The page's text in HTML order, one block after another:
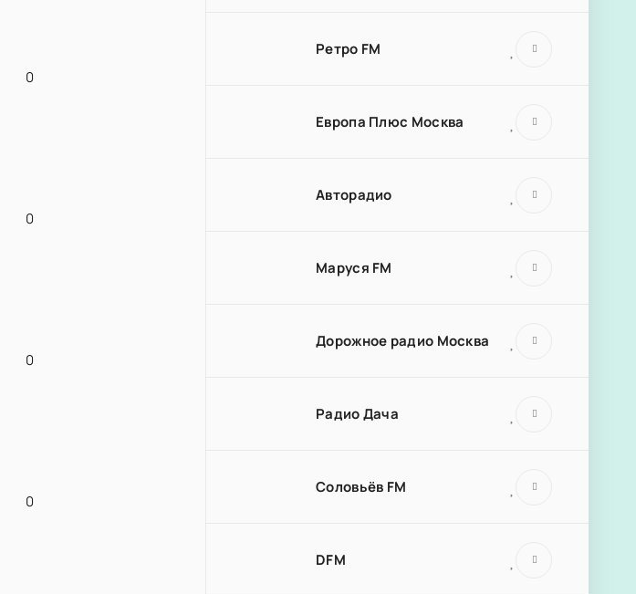
0
0
0
0
Ретро FM
Европа Плюс Москва
Авторадио
Маруся FM
Дорожное радио Москва
Радио Дача
Соловьёв FM
DFM